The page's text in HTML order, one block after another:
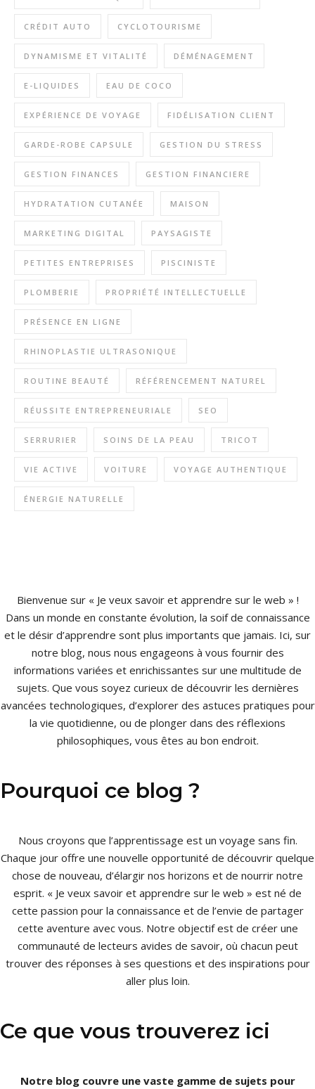
CRÉDIT AUTO CYCLOTOURISME
DYNAMISME ET VITALITÉ DÉMÉNAGEMENT
E-LIQUIDES EAU DE COCO
EXPÉRIENCE DE VOYAGE FIDÉLISATION CLIENT
GARDE-ROBE CAPSULE GESTION DU STRESS
GESTION FINANCES GESTION FINANCIERE
HYDRATATION CUTANÉE MAISON
MARKETING DIGITAL PAYSAGISTE
PETITES ENTREPRISES PISCINISTE
PLOMBERIE PROPRIÉTÉ INTELLECTUELLE
PRÉSENCE EN LIGNE
RHINOPLASTIE ULTRASONIQUE
ROUTINE BEAUTÉ RÉFÉRENCEMENT NATUREL
RÉUSSITE ENTREPRENEURIALE SEO
SERRURIER SOINS DE LA PEAU TRICOT
VIE ACTIVE VOITURE VOYAGE AUTHENTIQUE
ÉNERGIE NATURELLE
Bienvenue sur « Je veux savoir et apprendre sur le web » !
Dans un monde en constante évolution, la soif de connaissance
et le désir d’apprendre sont plus importants que jamais. Ici, sur
notre blog, nous nous engageons à vous fournir des
informations variées et enrichissantes sur une multitude de
sujets. Que vous soyez curieux de découvrir les dernières
avancées technologiques, d’explorer des astuces pratiques pour
la vie quotidienne, ou de plonger dans des réflexions
philosophiques, vous êtes au bon endroit.
Pourquoi ce blog ?
Nous croyons que l’apprentissage est un voyage sans fin.
Chaque jour offre une nouvelle opportunité de découvrir quelque
chose de nouveau, d’élargir nos horizons et de nourrir notre
esprit. « Je veux savoir et apprendre sur le web » est né de
cette passion pour la connaissance et de l’envie de partager
cette aventure avec vous. Notre objectif est de créer une
communauté de lecteurs avides de savoir, où chacun peut
trouver des réponses à ses questions et des inspirations pour
aller plus loin.
Ce que vous trouverez ici
Notre blog couvre une vaste gamme de sujets pour